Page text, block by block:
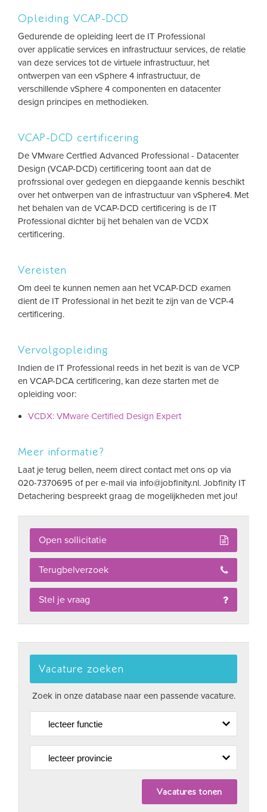
Opleiding VCAP-DCD
Gedurende de opleiding leert de IT Professional
over applicatie services en infrastructuur services, de relatie
van deze services tot de virtuele infrastructuur, het
ontwerpen van een vSphere 4 infrastructuur, de
verschillende vSphere 4 componenten en datacenter
design principes en methodieken.
VCAP-DCD certificering
De VMware Certfied Advanced Professional - Datacenter
Design (VCAP-DCD) certificering toont aan dat de
profrssional over gedegen en diepgaande kennis beschikt
over het ontwerpen van de infrastructuur van vSphere4. Met
het behalen van de VCAP-DCD certificering is de IT
Professional dichter bij het behalen van de VCDX
certificering.
Vereisten
Om deel te kunnen nemen aan het VCAP-DCD examen
dient de IT Professional in het bezit te zijn van de VCP-4
certificering.
Vervolgopleiding
Indien de IT Professional reeds in het bezit is van de VCP
en VCAP-DCA certificering, kan deze starten met de
opleiding voor:
VCDX: VMware Certified Design Expert
Meer informatie?
Laat je terug bellen, neem direct contact met ons op via
020-7370695 of per e-mail via info@jobfinity.nl. Jobfinity IT
Detachering bespreekt graag de mogelijkheden met jou!
Open sollicitatie
Terugbelverzoek
Stel je vraag
Vacature zoeken
Zoek in onze database naar een passende vacature.